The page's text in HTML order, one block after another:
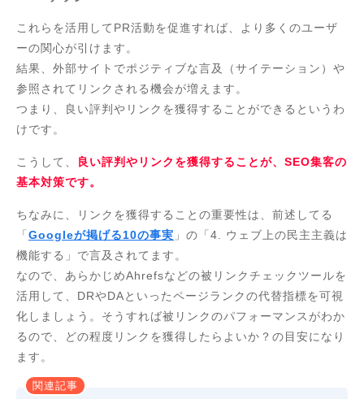
これらを活用してPR活動を促進すれば、より多くのユーザ
ーの関心が引けます。
結果、外部サイトでポジティブな言及（サイテーション）や
参照されてリンクされる機会が増えます。
つまり、良い評判やリンクを獲得することができるというわ
けです。
こうして、
良い評判やリンクを獲得することが、SEO集客の
基本対策です。
ちなみに、リンクを獲得することの重要性は、前述してる
「Googleが掲げる10の事実 」の「4. ウェブ上の民主主義は
機能する」で言及されてます。
なので、あらかじめAhrefsなどの被リンクチェックツールを
活用して、DRやDAといったページランクの代替指標を可視
化しましょう。そうすれば被リンクのパフォーマンスがわか
るので、どの程度リンクを獲得したらよいか？の目安になり
ます。
関連記事